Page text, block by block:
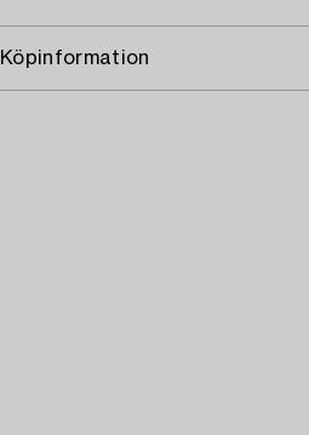
Köpinformation